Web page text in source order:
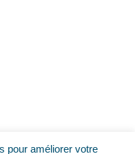
pour améliorer votre